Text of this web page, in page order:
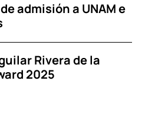
admisión a UNAM e
Rivera de la
2025